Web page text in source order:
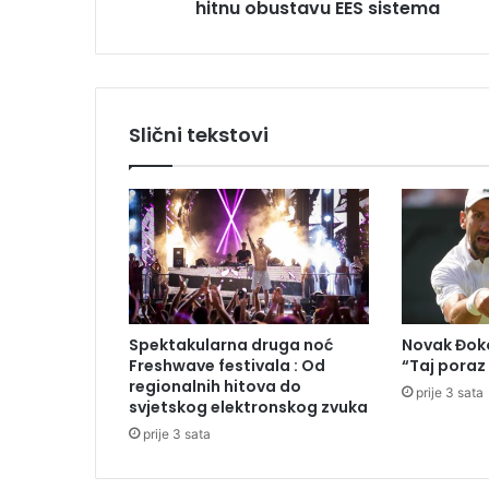
d
i
m
a
:
R
i
m
t
r
a
ž
i
h
i
hitnu obustavu EES sistema
Slični tekstovi
Spektakularna druga noć
Freshwave festivala : Od
regionalnih hitova do
svjetskog elektronskog zvuka
prije 3 sata
Novak
“Taj
prije 3 sata